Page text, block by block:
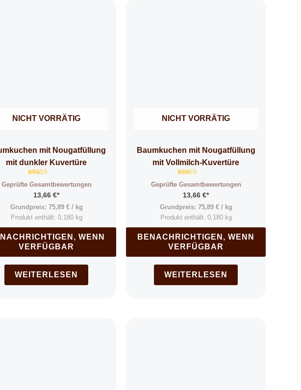
NICHT VORRÄTIG
mit Nougatfüllung
mit dunkler Kuvertüre
Bewertet
mit
4.79
von 5
Geprüfte Gesamtbewertungen
13,66 €*
Grundpreis: 75,89 €/ kg
Produkt enthält: 0,180 kg
WENN
VERFÜGBAR
WEITERLESEN
NICHT VORRÄTIG
Baumkuchen mit Nougatfüllung
mit Vollmilch-Kuvertüre
Bewertet
mit
4.83
von 5
Geprüfte Gesamtbewertungen
13,66 €*
Grundpreis: 75,89 €/ kg
Produkt enthält: 0,180 kg
BENACHRICHTIGEN, WENN
VERFÜGBAR
WEITERLESEN